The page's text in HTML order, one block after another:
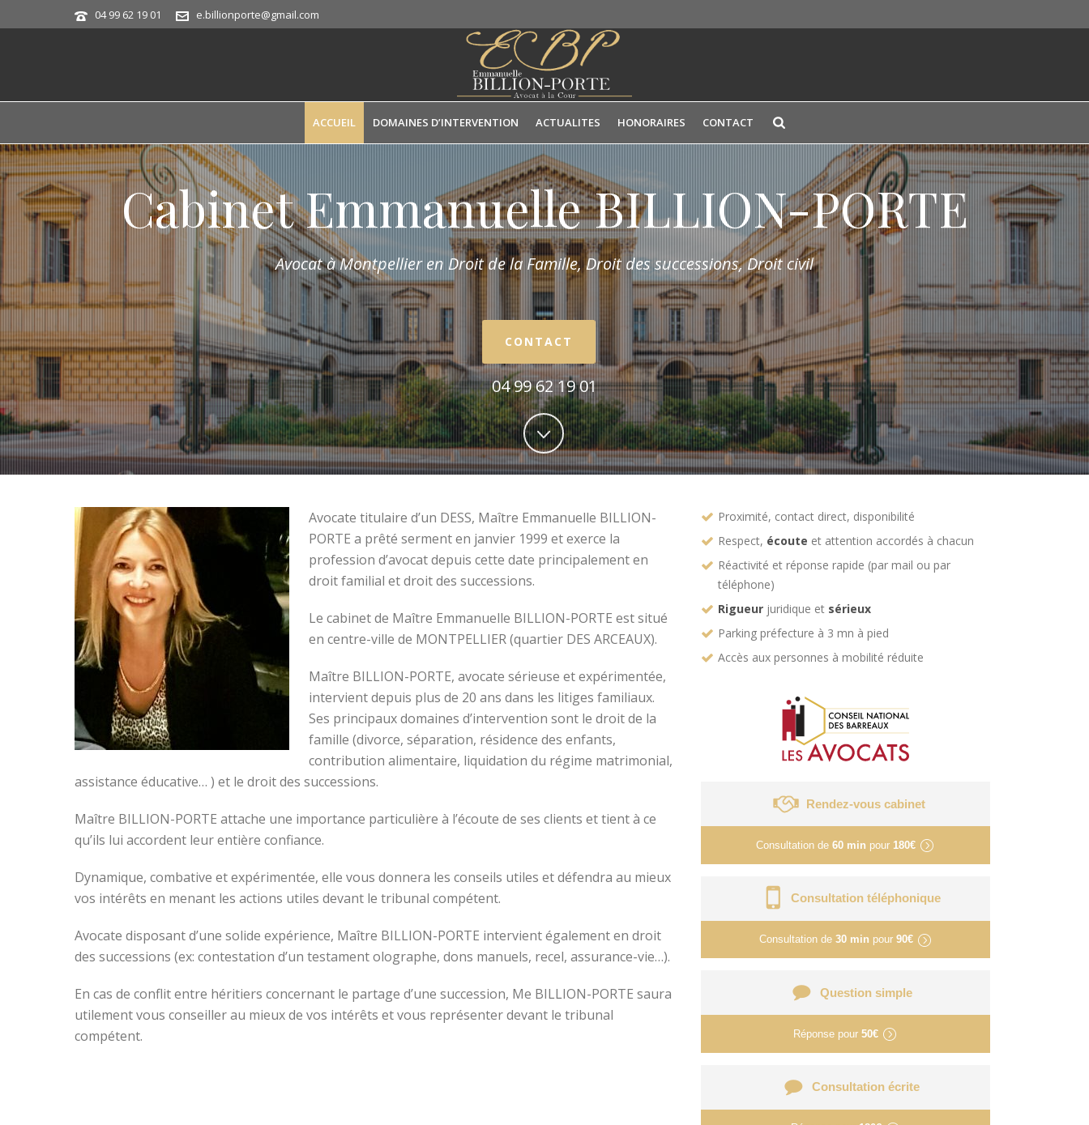
04 99 62 19 01 e.billionporte@gmail.com
ACCUEIL DOMAINES D’INTERVENTION ACTUALITES HONORAIRES CONTACT
Cabinet Emmanuelle BILLION-PORTE
Avocat à Montpellier en Droit de la Famille,Droit des successions, Droit civil
CONTACT
04 99 62 19 01
Avocate titulaire d’un DESS, Maître Emmanuelle BILLION-
PORTE a prêté serment en janvier 1999 et exerce la
profession d’avocat depuis cette date principalement en
droit familial et droit des successions.
Le cabinet de Maître Emmanuelle BILLION-PORTE est situé
en centre-ville de MONTPELLIER (quartier DES ARCEAUX).
Maître BILLION-PORTE, avocate sérieuse et expérimentée,
intervient depuis plus de 20 ans dans les litiges familiaux.
Ses principaux domaines d’intervention sont le droit de la
famille (divorce, séparation, résidence des enfants,
contribution alimentaire, liquidation du régime matrimonial,
assistance éducative… ) et le droit des successions.
Maître BILLION-PORTE attache une importance particulière à l’écoute de ses clients et tient à ce
qu’ils lui accordent leur entière confiance.
Dynamique, combative et expérimentée, elle vous donnera les conseils utiles et défendra au mieux
vos intérêts en menant les actions utiles devant le tribunal compétent.
Avocate disposant d’une solide expérience, Maître BILLION-PORTE intervient également en droit
des successions (ex: contestation d’un testament olographe, dons manuels, recel, assurance-vie…).
En cas de conflit entre héritiers concernant le partage d’une succession, Me BILLION-PORTE saura
utilement vous conseiller au mieux de vos intérêts et vous représenter devant le tribunal
compétent.
Proximité, contact direct, disponibilité
Respect, écoute et attention accordés à chacun
Réactivité et réponse rapide (par mail ou par
téléphone)
Rigueur juridique et sérieux
Parking préfecture à 3 mn à pied
Accès aux personnes à mobilité réduite
Rendez-vous cabinet
Consultation de60 min pour 180€
Consultation téléphonique
Consultation de 30 min pour 90€
Question simple
Réponse pour50€
Consultation écrite